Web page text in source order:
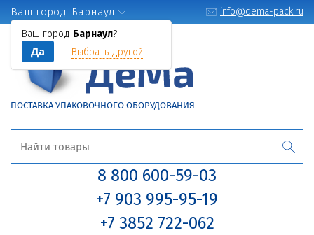
Ваш город: Барнаул
Ваш город Барнаул?
Да Выбрать другой
info@dema-pack.ru
ПОСТАВКА УПАКОВОЧНОГО ОБОРУДОВАНИЯ
8 800 600-59-03
+7 903 995-95-19
+7 3852 722-062